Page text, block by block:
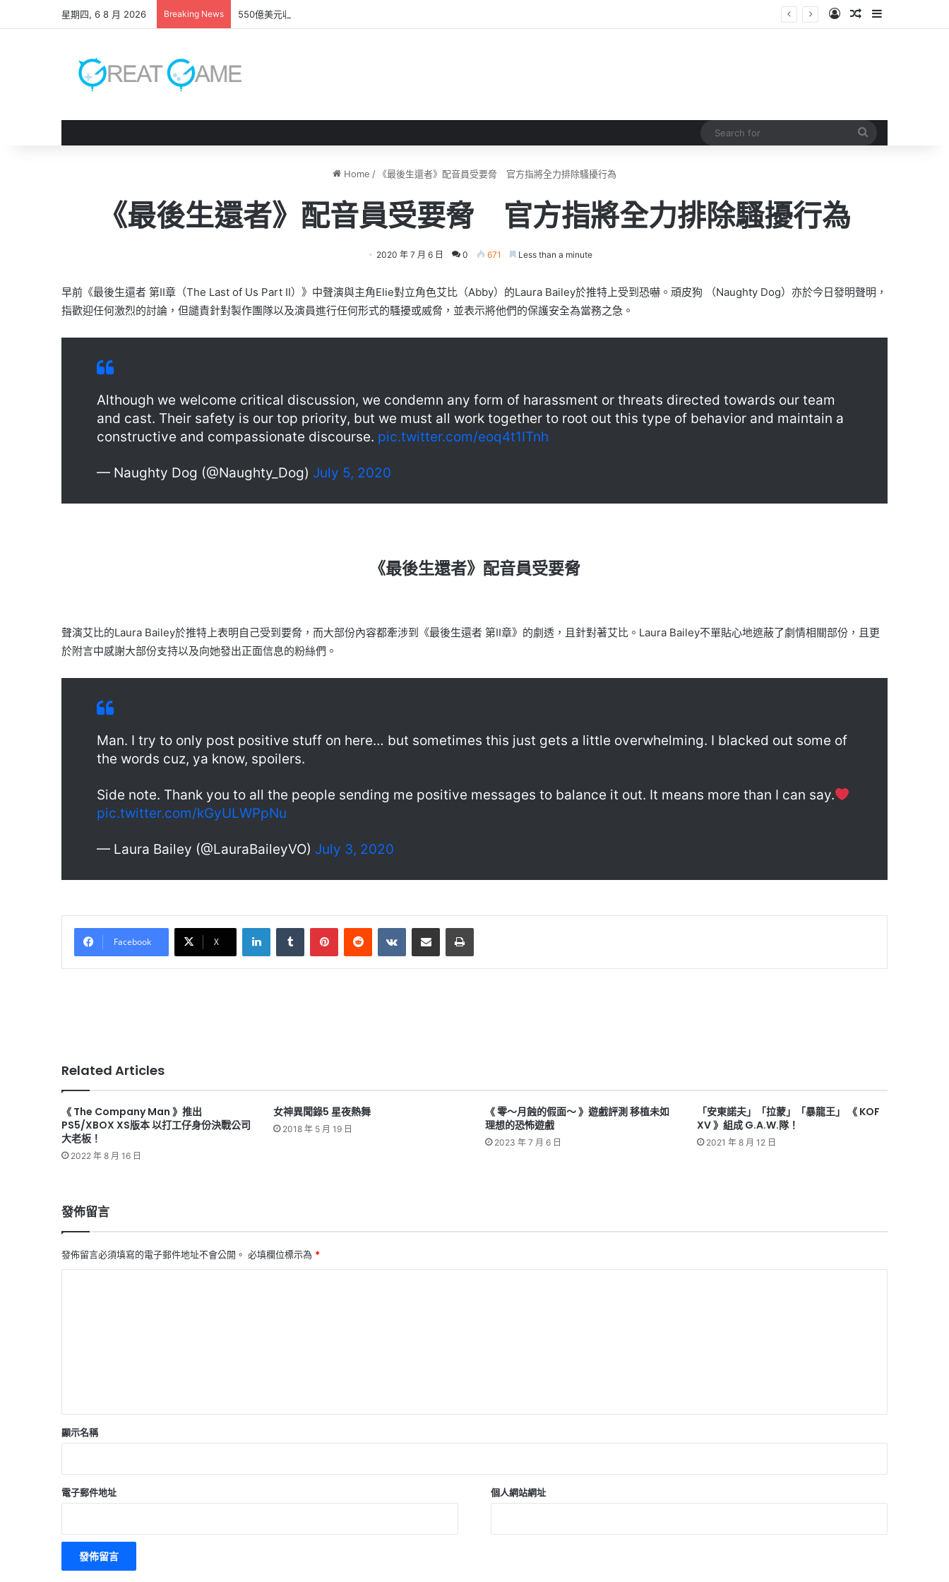
星期四, 6 8 月 2026 Breaking News 550億美元收購案正式完成 EA轉型成為私人公司 Log InRandom Article
Sidebar
Home / 《最後生還者》配音員受要脅 官方指將全力排除騷擾行為
《最後生還者》配音員受要脅 官方指將全力排除騷擾行為
2020 年 7 月 6 日 0 671 Less than a minute
早前《最後生還者 第II章（The Last of Us Part II）》中聲演與主角Elie對立角色艾比（Abby）的Laura Bailey於推特上受到恐嚇。頑皮狗 （Naughty Dog）亦於今日發明聲明，
指歡迎任何激烈的討論，但譴責針對製作團隊以及演員進行任何形式的騷擾或威脅，並表示將他們的保護安全為當務之急。
Although we welcome critical discussion, we condemn any form of harassment or threats directed towards our team
and cast. Their safety is our top priority, but we must all work together to root out this type of behavior and maintain a
constructive and compassionate discourse. pic.twitter.com/eoq4t1ITnh
— Naughty Dog (@Naughty_Dog) July 5, 2020
《最後生還者》配音員受要脅
聲演艾比的Laura Bailey於推特上表明自己受到要脅，而大部份內容都牽涉到《最後生還者 第II章》的劇透，且針對著艾比。Laura Bailey不單貼心地遮蔽了劇情相關部份，且更
於附言中感謝大部份支持以及向她發出正面信息的粉絲們。
Man. I try to only post positive stuff on here… but sometimes this just gets a little overwhelming. I blacked out some of
the words cuz, ya know, spoilers.
Side note. Thank you to all the people sending me positive messages to balance it out. It means more than I can say.
pic.twitter.com/kGyULWPpNu
— Laura Bailey (@LauraBaileyVO) July 3, 2020
Facebook X
LinkedInTumblr PinterestReddit VKontakteShare via Email Print
Related Articles
《 The Company Man 》推出
PS5/XBOX XS版本 以打工仔身份決戰公司
大老板！
2022 年 8 月 16 日
女神異聞錄5 星夜熱舞
2018 年 5 月 19 日
《 零～月蝕的假面～ 》遊戲評測 移植未如
理想的恐怖遊戲
2023 年 7 月 6 日
「安東諾夫」「拉蒙」「暴龍王」 《 KOF
XV 》組成 G.A.W.隊！
2021 年 8 月 12 日
發佈留言
發佈留言必須填寫的電子郵件地址不會公開。 必填欄位標示為 *
顯示名稱
電子郵件地址 個人網站網址